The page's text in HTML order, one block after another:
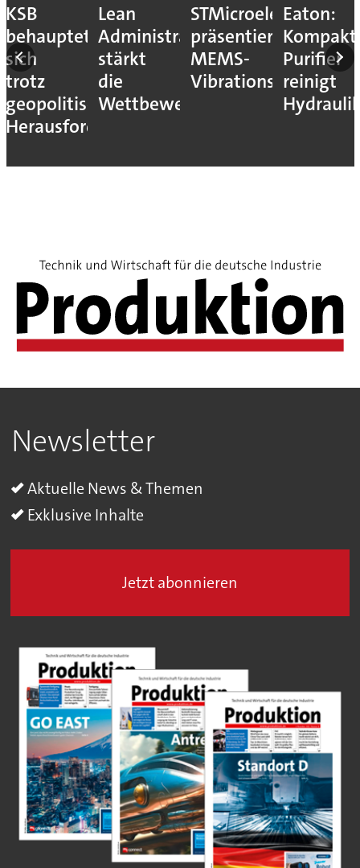
KSB
behauptet
sich
trotz
geopolitischer
Herausforderungen
Lean
Administration
stärkt
die
Wettbewerbsfähigkeit
STMicroelectronics
präsentiert
MEMS-
Vibrationssensor
Eaton:
Purifier
reinigt
Newsletter
Aktuelle News & Themen
Exklusive Inhalte
Jetzt abonnieren